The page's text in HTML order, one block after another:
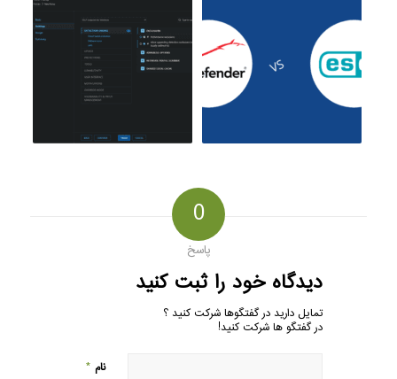
0
پاسخ
دیدگاه خود را ثبت کنید
تمایل دارید در گفتگوها شرکت کنید ؟
در گفتگو ها شرکت کنید!
نام *